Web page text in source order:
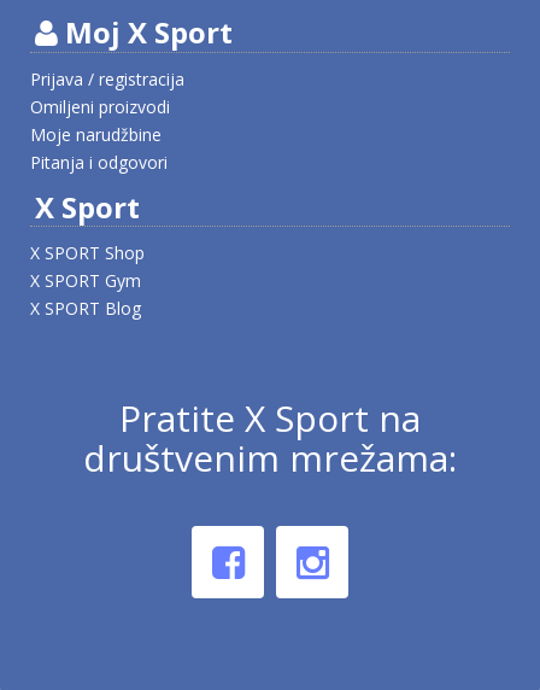
Moj X Sport
Prijava / registracija
Omiljeni proizvodi
Moje narudžbine
Pitanja i odgovori
X Sport
X SPORT Shop
X SPORT Gym
X SPORT Blog
Pratite X Sport na
društvenim mrežama: